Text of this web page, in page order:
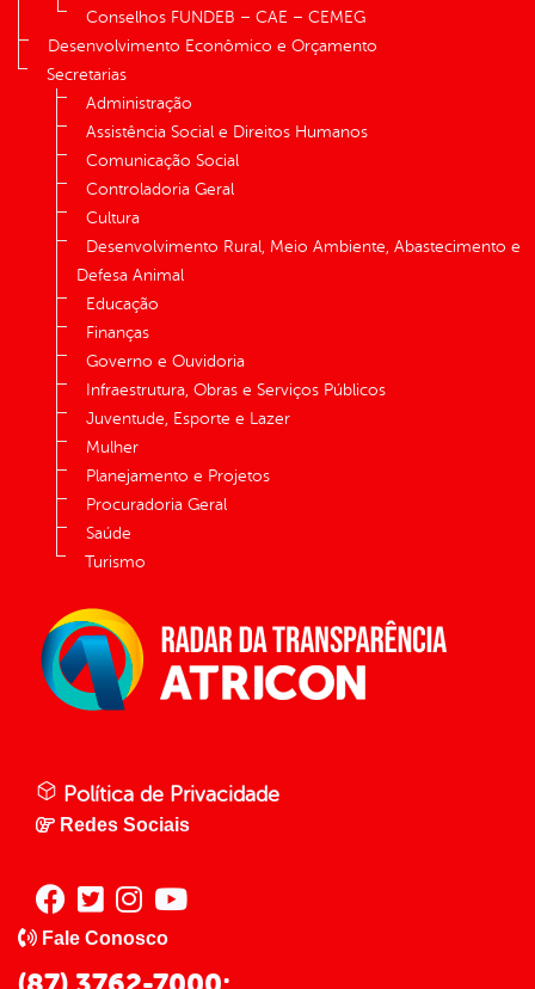
Conselhos FUNDEB – CAE – CEMEG
Desenvolvimento Econômico e Orçamento
Secretarias
Administração
Assistência Social e Direitos Humanos
Comunicação Social
Controladoria Geral
Cultura
Desenvolvimento Rural, Meio Ambiente, Abastecimento e
Defesa Animal
Educação
Finanças
Governo e Ouvidoria
Infraestrutura, Obras e Serviços Públicos
Juventude, Esporte e Lazer
Mulher
Planejamento e Projetos
Procuradoria Geral
Saúde
Turismo
Política de Privacidade
Redes Sociais
Fale Conosco